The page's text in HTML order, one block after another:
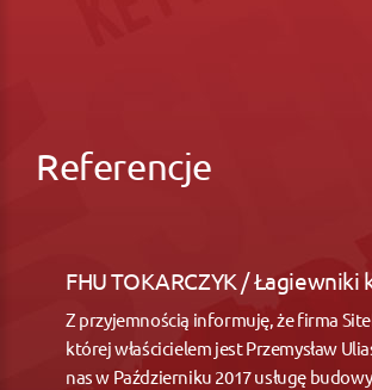
Referencje
FHU TOKARCZYK / Łagiewniki
Z przyjemnością informuję, że firma
której właścicielem jest Przemysław
nas w Październiku 2017 usługę